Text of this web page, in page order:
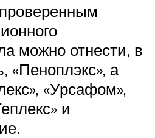
можно отнести, в
«Пеноплэкс», а
«Урсафом»,
и